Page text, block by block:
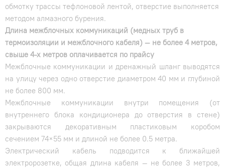
обмотку трассы тефлоновой лентой, отверстие выполняется
методом алмазного бурения.
Длина межблочных коммуникаций (медных труб в
термоизоляции и межблочного кабеля) — не более 4 метров,
свыше 4-х метров оплачивается по прайсу
Межблочные коммуникации и дренажный шланг выводятся
на улицу через одно отверстие диаметром 40 мм и глубиной
не более 800 мм.
Межблочные коммуникации внутри помещения (от
внутреннего блока кондиционера до отверстия в стене)
закрываются декоративным пластиковым коробом
сечением 74×55 мм и длиной не более 0.5 метра.
Электрический кабель подводится к ближайшей
электророзетке, общая длина кабеля — не более 3 метров,